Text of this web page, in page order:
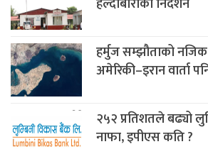
हर्मुज सम्झौताको
अमेरिकी–इरान वार्ता
२५२ प्रतिशतले बढ्यो
नाफा, इपीएस कति ?